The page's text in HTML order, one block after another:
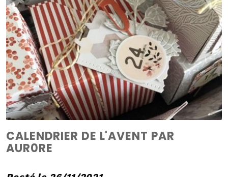
CALENDRIER DE L'AVENT PAR
AUR0RE